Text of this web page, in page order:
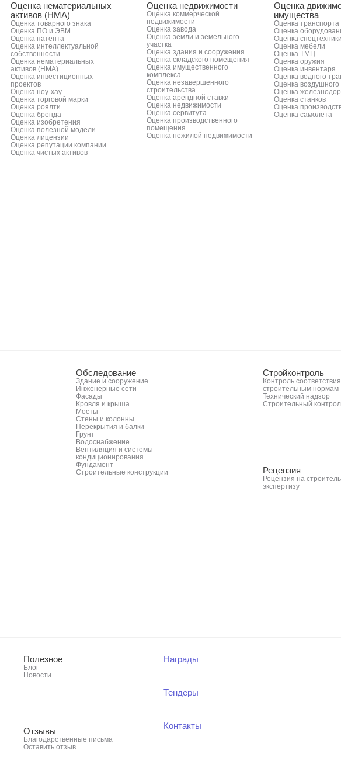
Оценка нематериальных
активов (НМА)
Оценка товарного знака
Оценка ПО и ЭВМ
Оценка патента
Оценка интеллектуальной
собственности
Оценка нематериальных
активов (НМА)
Оценка инвестиционных
проектов
Оценка ноу-хау
Оценка торговой марки
Оценка роялти
Оценка бренда
Оценка изобретения
Оценка полезной модели
Оценка лицензии
Оценка репутации компании
Оценка чистых активов
Оценка недвижимости
Оценка коммерческой
недвижимости
Оценка завода
Оценка земли и земельного
участка
Оценка здания и сооружения
Оценка складского помещения
Оценка имущественного
комплекса
Оценка незавершенного
строительства
Оценка арендной ставки
Оценка недвижимости
Оценка сервитута
Оценка производственного
помещения
Оценка нежилой недвижимости
Оценка
имущества
Оценка транспорта
Оценка
Оценка спецтехники
Оценка мебели
Оценка ТМЦ
Оценка оружия
Оценка инвентаря
Оценка водного
Оценка воздушного
Оценка
Оценка станков
Оценка
Оценка самолета
Обследование
Здание и сооружение
Инженерные сети
Фасады
Кровля и крыша
Мосты
Стены и колонны
Перекрытия и балки
Грунт
Водоснабжение
Вентиляция и системы
кондиционирования
Фундамент
Строительные конструкции
Стройконтроль
Контроль соответствия
строительным нормам
Технический надзор
Строительный
Рецензия
Рецензия на
экспертизу
Полезное
Блог
Новости
Отзывы
Благодарственные письма
Оставить отзыв
Награды
Контакты
Тендеры